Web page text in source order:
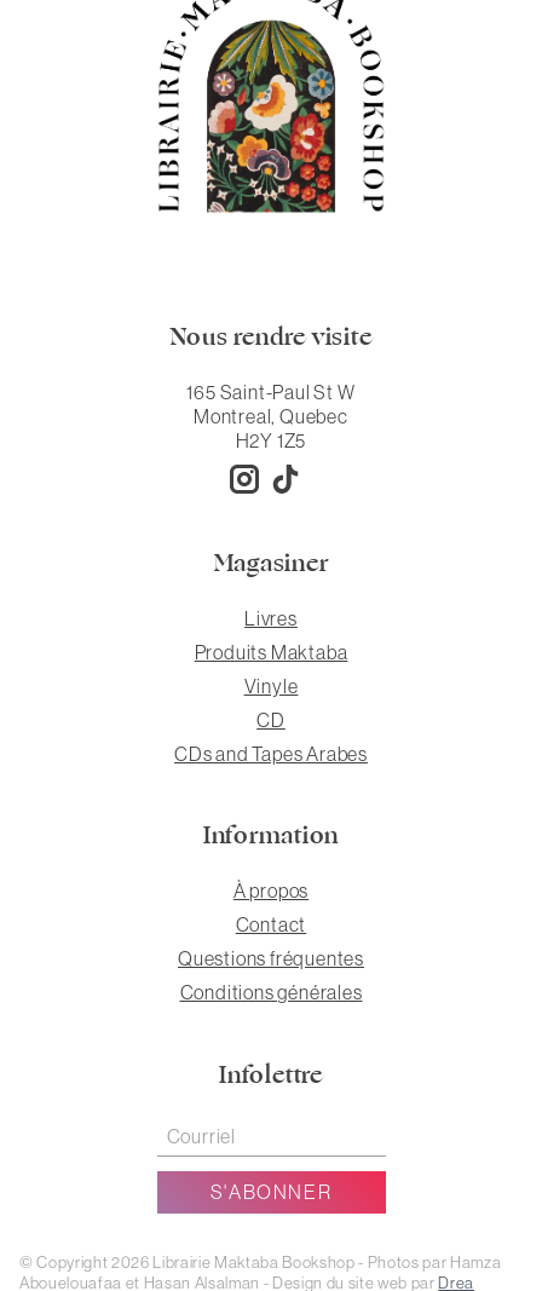
Nous rendre visite
165 Saint-Paul St W
Montreal, Quebec
H2Y 1Z5
Magasiner
Livres
Produits Maktaba
Vinyle
CD
CDs and Tapes Arabes
Information
À propos
Contact
Questions fréquentes
Conditions générales
Infolettre
© Copyright 2026 Librairie Maktaba Bookshop - Photos par Hamza
Abouelouafaa et Hasan Alsalman - Design du site web parDrea